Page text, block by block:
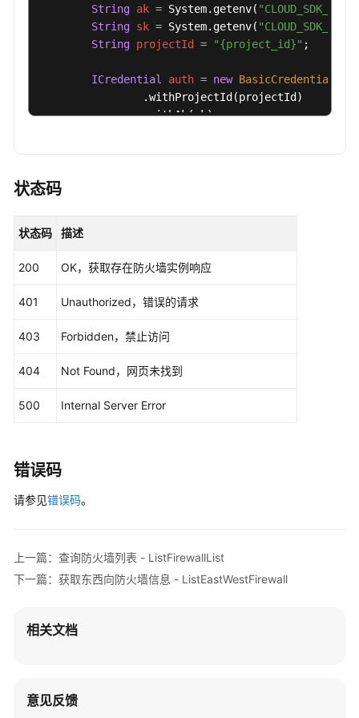
"is_old_firewall_instance"
false
"is_support_threat_tags" : false
"protect_objects" : [ {
: "ae42418e-f077-41a0-9d3b-
"object_name" : "1680054141674",
      } ],
"resources" : [ {
"resource_id" : "546af3f8-88e9-47f2-a205-
"resource_type"
      } ],
"status" : 2 ,
    } ],
"total"
  }
String ak = System.getenv( "CLOUD_SDK_AK"
String sk = System.getenv( "CLOUD_SDK_SK"
String projectId = "{project_id}" ;
ICredential auth = new BasicCredentials
                .withProjectId(projectId)
                .withAk(ak)
                .withCredential(auth)
ListFirewallDetailResponse
        }
catch (ConnectionException e) {
        }
catch (RequestTimeoutException e) {
        }
catch (ServiceResponseException e) {
            System.out.println(e.getErrorMsg());
    }
状态码
状态码 描述
200 OK，获取存在防火墙实例响应
401 Unauthorized，错误的请求
403 Forbidden，禁止访问
404 Not Found，网页未找到
500 Internal Server Error
错误码
请参见错误码。
上一篇：查询防火墙列表 - ListFirewallList
下一篇：获取东西向防火墙信息 - ListEastWestFirewall
相关文档
意见反馈